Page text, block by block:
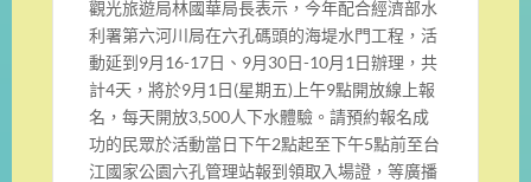
觀光旅遊局林國華局長表示，今年配合經濟部水
利署第六河川局在六孔碼頭的海堤水門工程，活
動延到9月16-17日、9月30日-10月1日辦理，共
計4天，將於9月1日(星期五)上午9點開放線上報
名，每天開放3,500人下水體驗。請預約報名成
功的民眾於活動當日下午2點起至下午5點前至台
江國家公園六孔管理站報到領取入場證，等廣播